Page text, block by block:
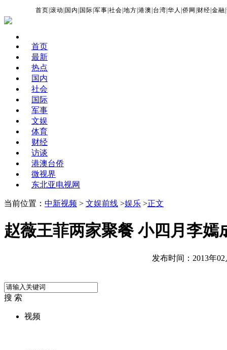
首页 |滚动 国内 国际 |军事 |社会 |地方 |港澳 台湾 |华人 |侨网 财经 |金融 |
首页
最新
热点
国内
社会
国际
军事
文娱
体育
财经
访谈
港澳台侨
微视界
东北亚电视网
当前位置： 中新视频 > 文娱前线 >娱乐 >正文
赵薇王菲两家聚餐 小四月李嫣
发布时间：2013年02
搜 索
视频